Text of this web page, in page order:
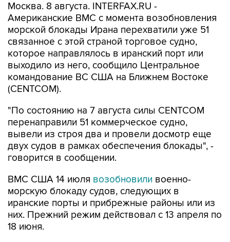
Москва. 8 августа. INTERFAX.RU -
Американские ВМС с момента возобновления
морской блокады Ирана перехватили уже 51
связанное с этой страной торговое судно,
которое направлялось в иранский порт или
выходило из него, сообщило Центральное
командование ВС США на Ближнем Востоке
(CENTCOM).
"По состоянию на 7 августа силы CENTCOM
перенаправили 51 коммерческое судно,
вывели из строя два и провели досмотр еще
двух судов в рамках обеспечения блокады", -
говорится в сообщении.
ВМС США 14 июля возобновили военно-
морскую блокаду судов, следующих в
иранские порты и прибрежные районы или из
них. Прежний режим действовал с 13 апреля по
18 июня.